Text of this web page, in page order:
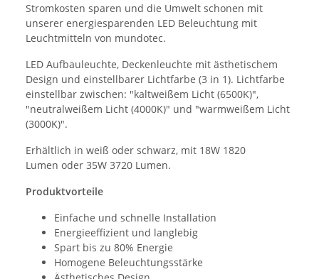
Stromkosten sparen und die Umwelt schonen mit
unserer energiesparenden LED Beleuchtung mit
Leuchtmitteln von mundotec.
LED Aufbauleuchte, Deckenleuchte mit ästhetischem
Design und einstellbarer Lichtfarbe (3 in 1). Lichtfarbe
einstellbar zwischen: "kaltweißem Licht (6500K)",
"neutralweißem Licht (4000K)" und "warmweißem Licht
(3000K)".
Erhältlich in weiß oder schwarz, mit 18W 1820
Lumen oder 35W 3720 Lumen.
Produktvorteile
Einfache und schnelle Installation
Energieeffizient und langlebig
Spart bis zu 80% Energie
Homogene Beleuchtungsstärke